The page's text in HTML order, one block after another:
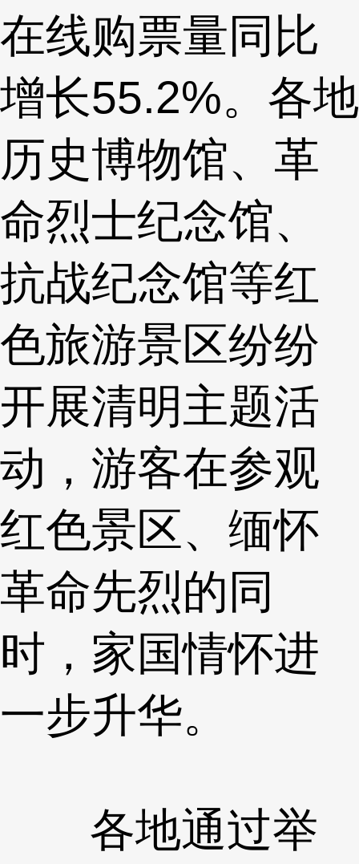
在线购票量同比
增长55.2%。各地
历史博物馆、革
命烈士纪念馆、
抗战纪念馆等红
色旅游景区纷纷
开展清明主题活
动，游客在参观
红色景区、缅怀
革命先烈的同
时，家国情怀进
一步升华。
各地通过举